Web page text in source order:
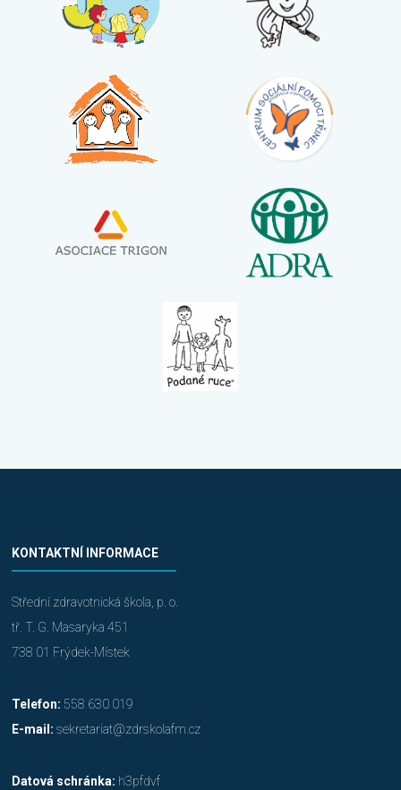
KONTAKTNÍ INFORMACE
Střední zdravotnická škola, p. o.
tř. T. G. Masaryka 451
738 01 Frýdek-Místek
Telefon: 558 630 019
E-mail: sekretariat@zdrskolafm.cz
Datová schránka: h3pfdvf